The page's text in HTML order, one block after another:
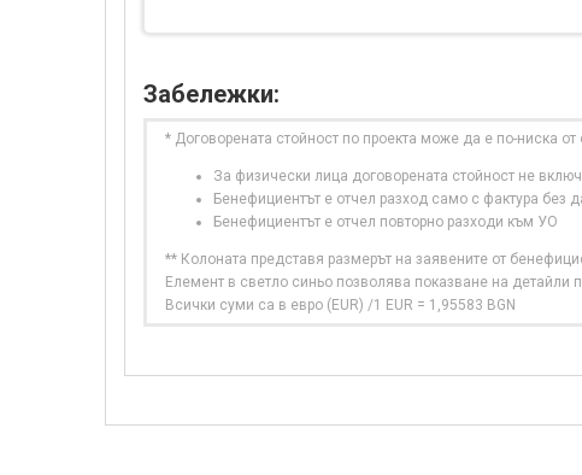
Забележки:
* Договорената стойност по проекта може да е по-ниска
За физически лица договорената стойност не
Бенефициентът е отчел разход само с фактура без
Бенефициентът е отчел повторно разходи към УО
** Колоната представя размерът на заявените от
Елемент в светло синьо позволява показване на детайли
Всички суми са в евро (EUR) /1 EUR = 1,95583 BGN